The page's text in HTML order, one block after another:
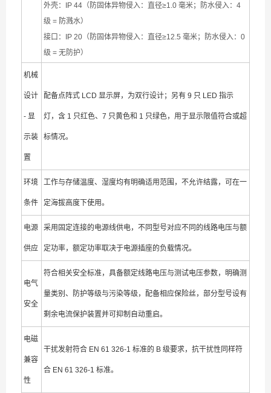
外壳：IP 44（防固体异物侵入：直径≥1.0 毫米；防水侵入：4
级 = 防溅水）
接口：IP 20（防固体异物侵入：直径≥12.5 毫米；防水侵入：0
级 = 无防护）
机械
设计
- 显
示装
置
配备点阵式 LCD 显示屏，为双行设计；另有 9 只 LED 指示
灯，含 1 只红色、7 只黄色和 1 只绿色，用于显示限值符合或超
标情况。
环境
条件
工作与存储温度、湿度均有明确适用范围，不允许结露，可在一
定海拔高度下使用。
电源
供应
采用固定连接的电源线供电，不同型号对应不同的线路电压与额
定功率，额定功率取决于电源插座的负载情况。
电气
安全
符合相关安全标准，具备额定线路电压与测试电压参数，明确测
量类别、防护等级与污染等级，配备相应保险丝，部分型号设有
剩余电流保护装置并可抑制自动重启。
电磁
兼容
性
干扰发射符合 EN 61 326-1 标准的 B 级要求，抗干扰性同样符
合 EN 61 326-1 标准。